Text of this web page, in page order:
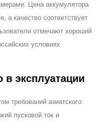
Цена аккумулятора
а качество соответствует
отмечают хороший
условиях.
в эксплуатации
требований азиатского
пусковой ток и